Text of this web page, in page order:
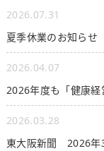
2026.07.31
夏季休業のお知らせ
2026.04.07
2026年度も「健康
2026.03.28
東大阪新聞 2026